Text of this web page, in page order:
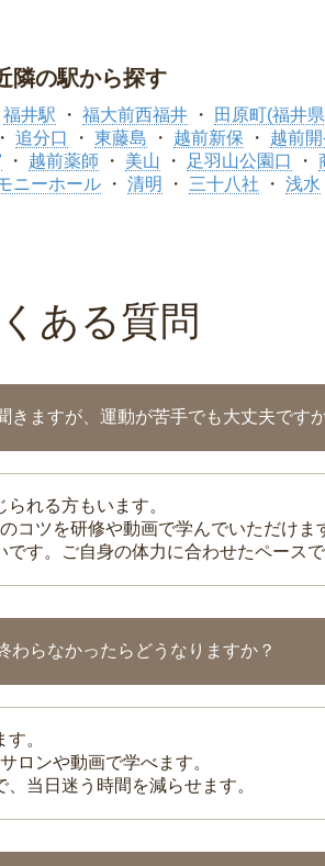
隣の駅から探す
福井駅 福大前西福井
田原町(福井
追分口 東藤島 越前新保
越前
越前薬師 美山 足羽山公園口
ニーホール 清明 三十八社 浅水
ある質問
きますが、運動が苦手でも大丈夫です
れる方もいます。
コツを研修や動画で学んでいただけま
す。ご自身の体力に合わせたペース
わらなかったらどうなりますか？
。
ロンや動画で学べます。
当日迷う時間を減らせます。